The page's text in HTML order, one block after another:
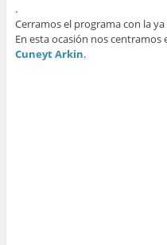
.
Cerramos el programa con la
En esta ocasión nos
Cuneyt Arkin.